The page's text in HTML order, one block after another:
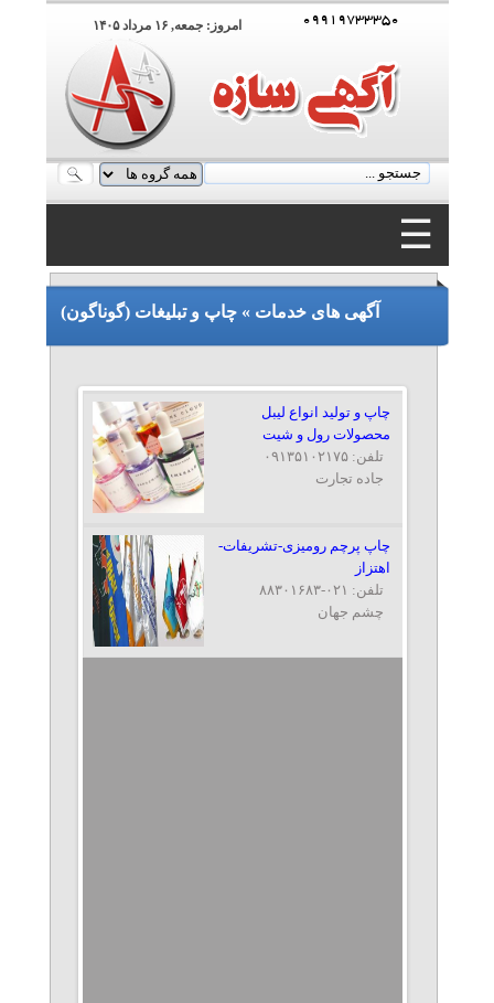
امروز: جمعه, ۱۶ مرداد ۱۴۰۵
☰
۰۹۹۱۹۷۳۳۳۵۰
۰۹۹۱۹۷۳۳۳۵۰
آگهی های خدمات » چاپ و تبلیغات (گوناگون)
چاپ و تولید انواع لیبل
محصولات رول و شیت
جاده تجارت
تلفن: ۰۹۱۳۵۱۰۲۱۷۵
چاپ پرچم رومیزی-تشریفات-
اهتزاز
چشم جهان
تلفن: ۰۲۱-۸۸۳۰۱۶۸۳